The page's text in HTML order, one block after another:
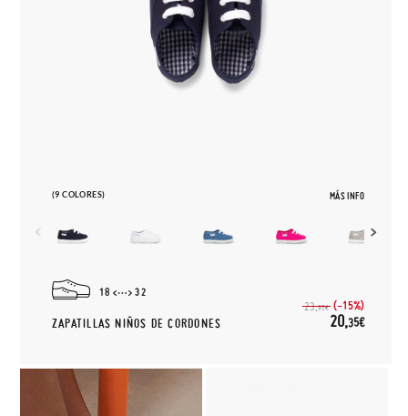
(9 COLORES) MÁS INFO
18 32
ZAPATILLAS NIÑOS DE CORDONES
23,95€ (-15%)
20,35€